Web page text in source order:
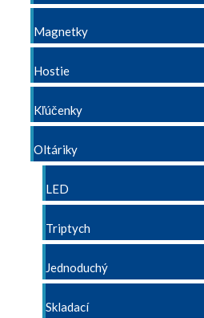
Magnetky
Hostie
Kľúčenky
Oltáriky
LED
Triptych
Jednoduchý
Skladací